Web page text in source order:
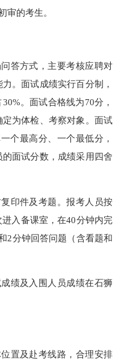
审的考生。
答方式，主要考核应聘对
。面试成绩实行百分制，
。面试合格线为70分 ，
为体检、考察对象。面试
个最高分、一个最低分，
的面试分数， 成绩采用四舍
印件及考题。报考人员按
入 备课室，在40分钟内完
2分钟回答问题（含看题和
成绩及 入围人员成绩在石狮
置及赴考线路，合理安排